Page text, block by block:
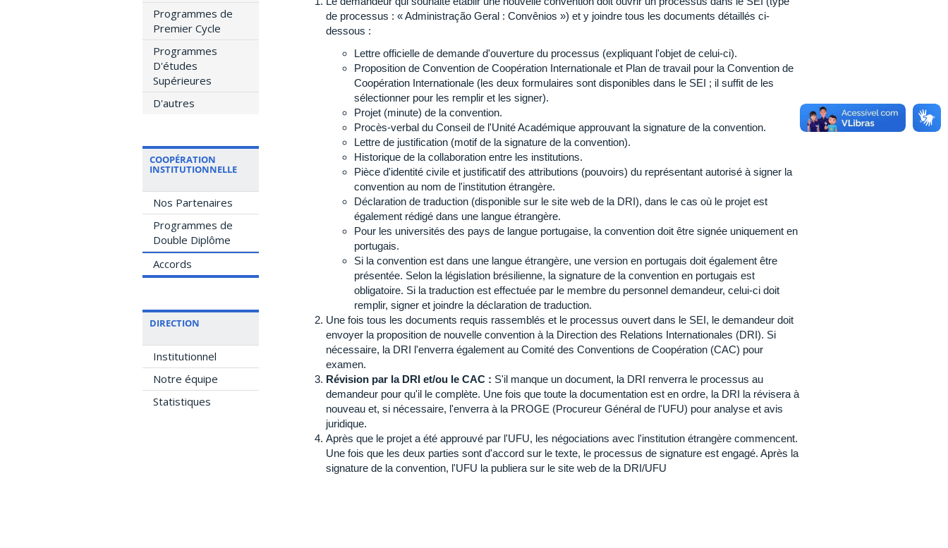
Programmes de
Premier Cycle
Programmes
D'études
Supérieures
D'autres
COOPÉRATION
INSTITUTIONNELLE
Nos Partenaires
Programmes de
Double Diplôme
Accords
DIRECTION
Institutionnel
Notre équipe
Statistiques
de processus : « Administração Geral : Convênios ») et y joindre tous les documents détaillés ci-
dessous :
Lettre officielle de demande d'ouverture du processus (expliquant l'objet de celui-ci).
Proposition de Convention de Coopération Internationale et Plan de travail pour la Convention de
Coopération Internationale (les deux formulaires sont disponibles dans le SEI ; il suffit de les
sélectionner pour les remplir et les signer).
Projet (minute) de la convention.
Procès-verbal du Conseil de l'Unité Académique approuvant la signature de la convention.
Lettre de justification (motif de la signature de la convention).
Historique de la collaboration entre les institutions.
Pièce d'identité civile et justificatif des attributions (pouvoirs) du représentant autorisé à signer la
convention au nom de l'institution étrangère.
Déclaration de traduction (disponible sur le site web de la DRI), dans le cas où le projet est
également rédigé dans une langue étrangère.
Pour les universités des pays de langue portugaise, la convention doit être signée uniquement en
portugais.
Si la convention est dans une langue étrangère, une version en portugais doit également être
présentée. Selon la législation brésilienne, la signature de la convention en portugais est
obligatoire. Si la traduction est effectuée par le membre du personnel demandeur, celui-ci doit
remplir, signer et joindre la déclaration de traduction.
Une fois tous les documents requis rassemblés et le processus ouvert dans le SEI, le demandeur doit
envoyer la proposition de nouvelle convention à la Direction des Relations Internationales (DRI). Si
nécessaire, la DRI l'enverra également au Comité des Conventions de Coopération (CAC) pour
examen.
Révision par la DRI et/ou le CAC : S'il manque un document, la DRI renverra le processus au
demandeur pour qu'il le complète. Une fois que toute la documentation est en ordre, la DRI la révisera à
nouveau et, si nécessaire, l'enverra à la PROGE (Procureur Général de l'UFU) pour analyse et avis
juridique.
Après que le projet a été approuvé par l'UFU, les négociations avec l'institution étrangère commencent.
Une fois que les deux parties sont d'accord sur le texte, le processus de signature est engagé. Après la
signature de la convention, l'UFU la publiera sur le site web de la DRI/UFU